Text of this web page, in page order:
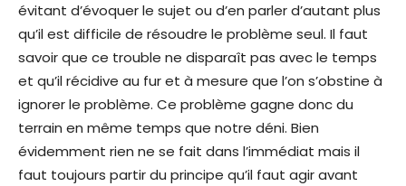
évitant d’évoquer le sujet ou d’en parler d’autant plus
qu’il est difficile de résoudre le problème seul. Il faut
savoir que ce trouble ne disparaît pas avec le temps
et qu’il récidive au fur et à mesure que l’on s’obstine à
ignorer le problème. Ce problème gagne donc du
terrain en même temps que notre déni. Bien
évidemment rien ne se fait dans l’immédiat mais il
faut toujours partir du principe qu’il faut agir avant